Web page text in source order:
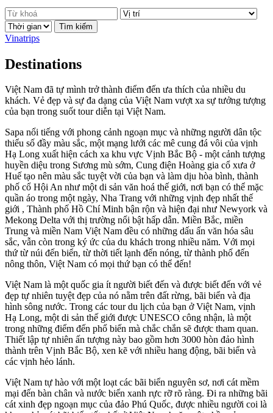
Tìm kiếm
Vinatrips
Destinations
Việt Nam đã tự mình trở thành điểm đến ưa thích của nhiều du
khách. Vẻ đẹp và sự đa dạng của Việt Nam vượt xa sự tưởng tượng
của bạn trong suốt tour diễn tại Việt Nam.
Sapa nổi tiếng với phong cảnh ngoạn mục và những người dân tộc
thiểu số đầy màu sắc, một mạng lưới các mê cung đá vôi của vịnh
Hạ Long xuất hiện cách xa khu vực Vịnh Bắc Bộ - một cảnh tượng
huyền diệu trong Sương mù sớm, Cung điện Hoàng gia cổ xưa ở
Huế tạo nên màu sắc tuyệt vời của bạn và làm dịu hòa bình, thành
phố cổ Hội An như một di sản văn hoá thế giới, nơi bạn có thể mặc
quần áo trong một ngày, Nha Trang với những vịnh đẹp nhất thế
giới , Thành phố Hồ Chí Minh bận rộn và hiện đại như Newyork và
Mekong Delta với thị trường nổi bật hấp dẫn. Miền Bắc, miền
Trung và miền Nam Việt Nam đều có những dấu ấn văn hóa sâu
sắc, vẫn còn trong ký ức của du khách trong nhiều năm. Với mọi
thứ từ núi đến biển, từ thời tiết lạnh đến nóng, từ thành phố đến
nông thôn, Việt Nam có mọi thứ bạn có thể đến!
Việt Nam là một quốc gia ít người biết đến và được biết đến với vẻ
đẹp tự nhiên tuyệt đẹp của nó nằm trên đất rừng, bãi biển và địa
hình sông nước. Trong các tour du lịch của bạn ở Việt Nam, vịnh
Hạ Long, một di sản thế giới được UNESCO công nhận, là một
trong những điểm đến phổ biến mà chắc chắn sẽ được tham quan.
Thiết lập tự nhiên ấn tượng này bao gồm hơn 3000 hòn đảo hình
thành trên Vịnh Bắc Bộ, xen kẽ với nhiều hang động, bãi biển và
các vịnh hẻo lánh.
Việt Nam tự hào với một loạt các bãi biển nguyên sơ, nơi cát mềm
mại đến bàn chân và nước biển xanh rực rỡ rõ ràng. Đi ra những bãi
cát xinh đẹp ngoạn mục của đảo Phú Quốc, được nhiều người coi là